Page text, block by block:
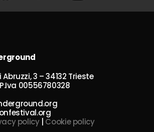
3 – 34132 Trieste
00556780328
policy| Cookie policy